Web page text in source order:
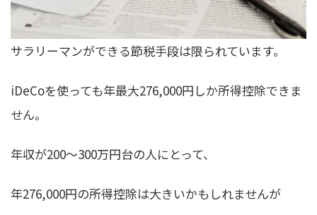
サラリーマンができる節税手段は限られています。
iDeCoを使っても年最大276,000円しか所得控除できま
せん。
年収が200〜300万円台の人にとって、
年276,000円の所得控除は大きいかもしれませんが